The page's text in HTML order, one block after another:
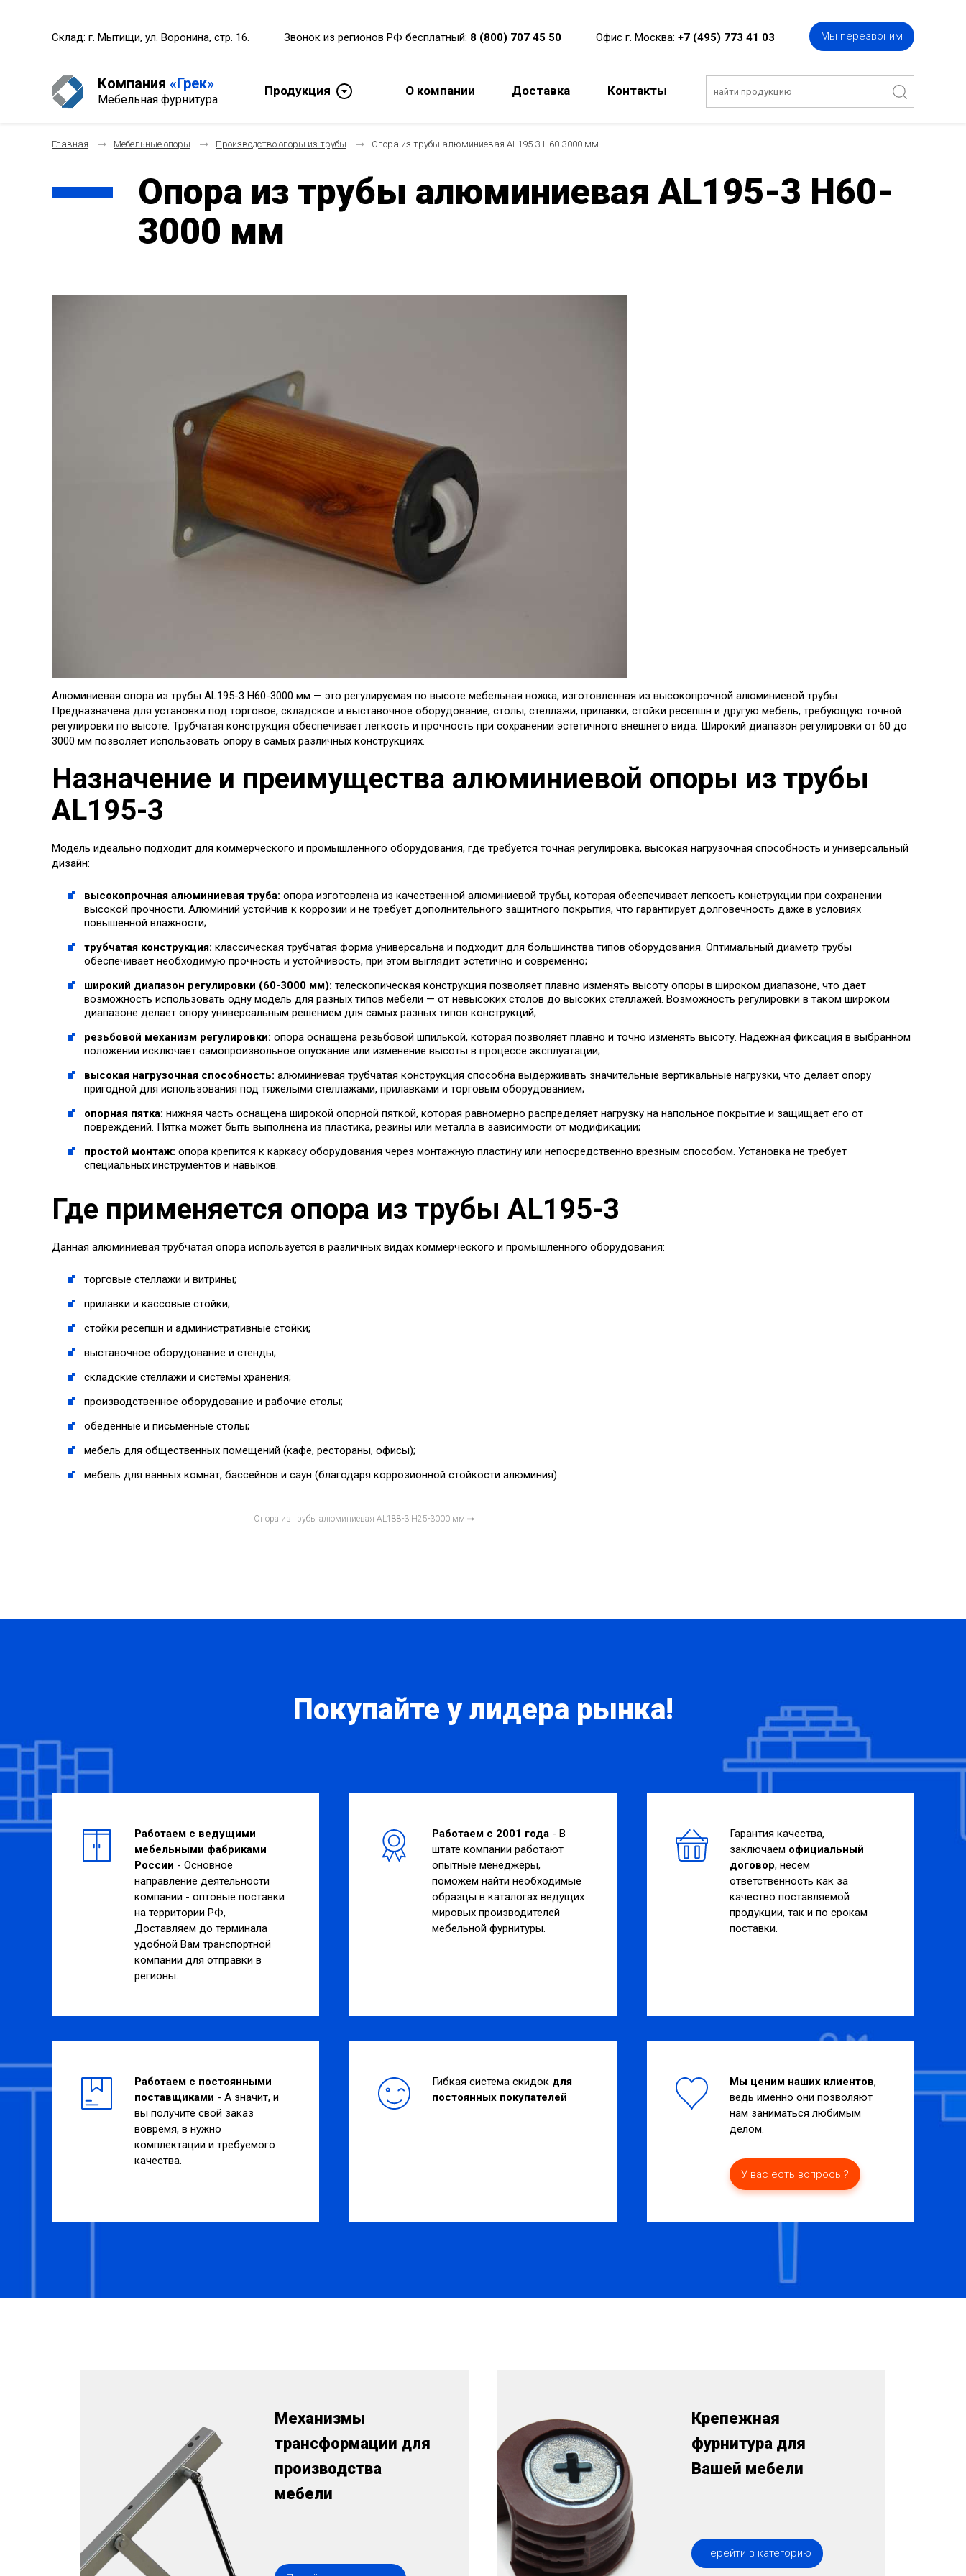
Склад: г. Мытищи, ул. Воронина, стр. 16. Звонок из регионов РФ бесплатный: 8 (800) 707 45 50 Офис г. Москва: +7 (495) 773 41 03 Мы перезвоним
Компания «Грек»
Мебельная фурнитура
Продукция О компании Доставка Контакты
Главная Мебельные опоры Производство опоры из трубы Опора из трубы алюминиевая AL195-3 H60-3000 мм
Опора из трубы алюминиевая AL195-3 H60-
3000 мм
Алюминиевая опора из трубы AL195-3 H60-3000 мм — это регулируемая по высоте мебельная ножка, изготовленная из высокопрочной алюминиевой трубы.
Предназначена для установки под торговое, складское и выставочное оборудование, столы, стеллажи, прилавки, стойки ресепшн и другую мебель, требующую точной
регулировки по высоте. Трубчатая конструкция обеспечивает легкость и прочность при сохранении эстетичного внешнего вида. Широкий диапазон регулировки от 60 до
3000 мм позволяет использовать опору в самых различных конструкциях.
Назначение и преимущества алюминиевой опоры из трубы
AL195-3
Модель идеально подходит для коммерческого и промышленного оборудования, где требуется точная регулировка, высокая нагрузочная способность и универсальный
дизайн:
высокопрочная алюминиевая труба: опора изготовлена из качественной алюминиевой трубы, которая обеспечивает легкость конструкции при сохранении
высокой прочности. Алюминий устойчив к коррозии и не требует дополнительного защитного покрытия, что гарантирует долговечность даже в условиях
повышенной влажности;
трубчатая конструкция: классическая трубчатая форма универсальна и подходит для большинства типов оборудования. Оптимальный диаметр трубы
обеспечивает необходимую прочность и устойчивость, при этом выглядит эстетично и современно;
широкий диапазон регулировки (60-3000 мм): телескопическая конструкция позволяет плавно изменять высоту опоры в широком диапазоне, что дает
возможность использовать одну модель для разных типов мебели — от невысоких столов до высоких стеллажей. Возможность регулировки в таком широком
диапазоне делает опору универсальным решением для самых разных типов конструкций;
резьбовой механизм регулировки: опора оснащена резьбовой шпилькой, которая позволяет плавно и точно изменять высоту. Надежная фиксация в выбранном
положении исключает самопроизвольное опускание или изменение высоты в процессе эксплуатации;
высокая нагрузочная способность: алюминиевая трубчатая конструкция способна выдерживать значительные вертикальные нагрузки, что делает опору
пригодной для использования под тяжелыми стеллажами, прилавками и торговым оборудованием;
опорная пятка: нижняя часть оснащена широкой опорной пяткой, которая равномерно распределяет нагрузку на напольное покрытие и защищает его от
повреждений. Пятка может быть выполнена из пластика, резины или металла в зависимости от модификации;
простой монтаж: опора крепится к каркасу оборудования через монтажную пластину или непосредственно врезным способом. Установка не требует
специальных инструментов и навыков.
Где применяется опора из трубы AL195-3
Данная алюминиевая трубчатая опора используется в различных видах коммерческого и промышленного оборудования:
торговые стеллажи и витрины;
прилавки и кассовые стойки;
стойки ресепшн и административные стойки;
выставочное оборудование и стенды;
складские стеллажи и системы хранения;
производственное оборудование и рабочие столы;
обеденные и письменные столы;
мебель для общественных помещений (кафе, рестораны, офисы);
мебель для ванных комнат, бассейнов и саун (благодаря коррозионной стойкости алюминия).
Опора из трубы алюминиевая AL188-3 H25-3000 мм
Покупайте у лидера рынка!
Работаем с ведущими
мебельными фабриками
России - Основное
направление деятельности
компании - оптовые поставки
на территории РФ,
Доставляем до терминала
удобной Вам транспортной
компании для отправки в
регионы.
Работаем с 2001 года - В
штате компании работают
опытные менеджеры,
поможем найти необходимые
образцы в каталогах ведущих
мировых производителей
мебельной фурнитуры.
Гарантия качества,
заключаем официальный
договор, несем
ответственность как за
качество поставляемой
продукции, так и по срокам
поставки.
Работаем с постоянными
поставщиками - А значит, и
вы получите свой заказ
вовремя, в нужно
комплектации и требуемого
качества.
Гибкая система скидок для
постоянных покупателей
Мы ценим наших клиентов,
ведь именно они позволяют
нам заниматься любимым
делом.
У вас есть вопросы?
Механизмы
трансформации для
производства
мебели
Крепежная
фурнитура для
Вашей мебели
Перейти в категорию